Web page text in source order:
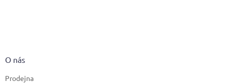
O nás
Prodejna